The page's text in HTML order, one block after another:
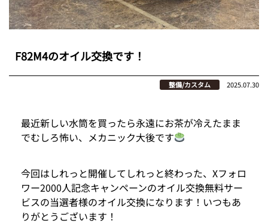
F82M4のオイル交換です！
整備/カスタム 2025.07.30
最近新しい水筒を買ったら永遠にお茶が冷えたまま
でむしろ怖い、メカニック大後です
今回はしれっと開催してしれっと終わった、Xフォロ
ワー2000人記念キャンペーンのオイル交換無料サー
ビスの当選者様のオイル交換になります！いつもあ
りがとうございます！